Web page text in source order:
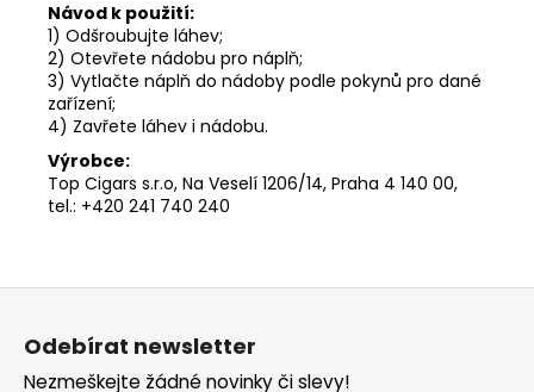
Návod k použití:
1) Odšroubujte láhev;
2) Otevřete nádobu pro náplň;
3) Vytlačte náplň do nádoby podle pokynů pro dané
zařízení;
4) Zavřete láhev i nádobu.
Výrobce:
Top Cigars s.r.o, Na Veselí 1206/14, Praha 4 140 00,
tel.: +420 241 740 240
Odebírat newsletter
Nezmeškejte žádné novinky či slevy!